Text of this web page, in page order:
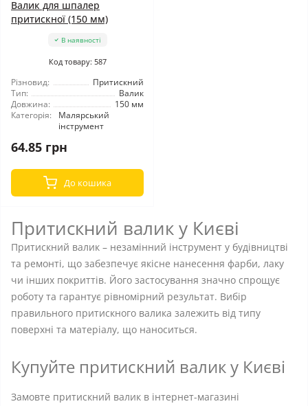
Валик для шпалер
притискної (150 мм)
В наявності
Код товару: 587
Різновид:
Притискний
Тип:
Валик
Довжина:
150 мм
Категорія:
Малярський
інструмент
64.85 грн
До кошика
Притискний валик у Києві
Притискний валик – незамінний інструмент у будівництві
та ремонті, що забезпечує якісне нанесення фарби, лаку
чи інших покриттів. Його застосування значно спрощує
роботу та гарантує рівномірний результат. Вибір
правильного притискного валика залежить від типу
поверхні та матеріалу, що наноситься.
Купуйте притискний валик у Києві
Замовте притискний валик в інтернет-магазині